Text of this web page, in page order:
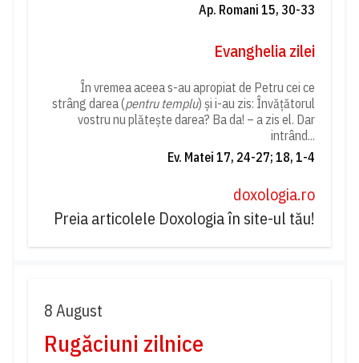
Ap. Romani 15, 30-33
Evanghelia zilei
În vremea aceea s-au apropiat de Petru cei ce
strâng darea (pentru templu) și i-au zis: Învățătorul
vostru nu plătește darea? Ba da! – a zis el. Dar
intrând...
Ev. Matei 17, 24-27; 18, 1-4
doxologia.ro
Preia articolele Doxologia în site-ul tău!
8 August
Rugăciuni zilnice